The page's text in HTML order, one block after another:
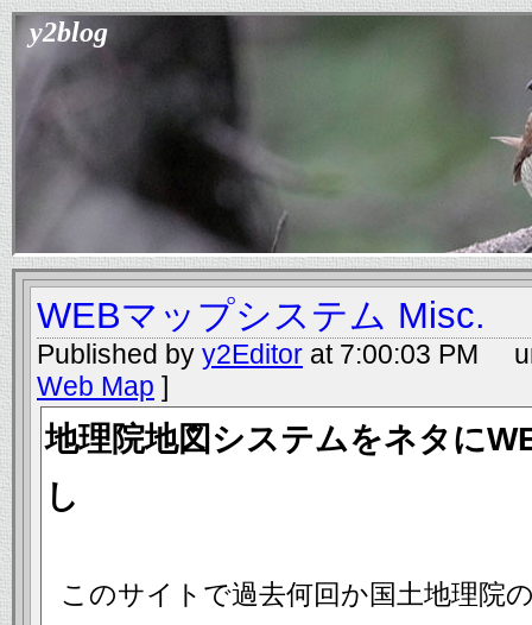
y2blog
WEBマップシステム Misc.
Published by y2Editor at 7:00:03 PM
Web Map ]
地理院地図システムをネタに
し
このサイトで過去何回か国土地理院